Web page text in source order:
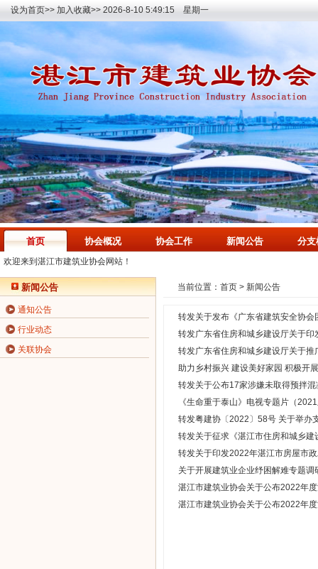
设为首页>> 加入收藏>> 2026-8-10 5:49:16 星期一
首页
欢迎来到湛江市建筑业协会网站！
协会概况 协会工作 新闻公告 分支
新闻公告
通知公告
行业动态
关联协会
当前位置： 首页 > 新闻公告
转发关于发布《广东省建筑安全协
转发广东省住房和城乡建设厅关于
转发广东省住房和城乡建设厅关于
助力乡村振兴 建设美好家园 积极开
转发关于公布17家涉嫌未取得预拌
《生命重于泰山》电视专题片（
转发粤建协〔2022〕58号 关于举办
转发关于征求《湛江市住房和城乡
转发关于印发2022年湛江市房屋市
关于开展建筑业企业纾困解难专题调
湛江市建筑业协会关于公布2022年
湛江市建筑业协会关于公布2022年